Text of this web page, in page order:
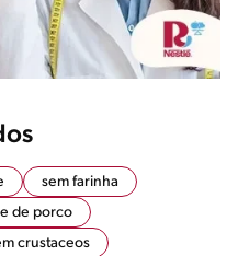
sem farinha
de porco
crustaceos